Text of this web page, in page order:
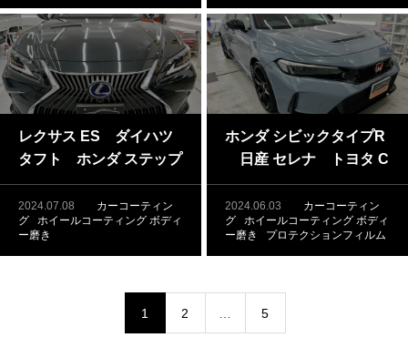
ング
レクサス ES ダイハツ
タフト ホンダ ステップ
ワゴン ホンダ N-BOX
ガラスコーティング
ボディー磨き ホイール
2024.07.08
カーコーティン
グ
ホイールコーティング ボディ
ー磨き
ホンダ シビックタイプR
日産 セレナ トヨタ C
-HR ダイハツ タント
ガラスコーティング ボ
ディー磨き ホイールコ
2024.06.03
カーコーティン
グ
ホイールコーティング ボディ
ー磨き
プロテクションフィルム
1 2 5